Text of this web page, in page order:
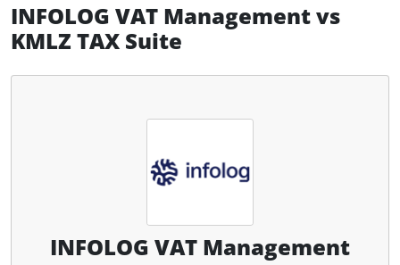
INFOLOG VAT Managementvs
KMLZ TAX Suite
INFOLOG VAT Management